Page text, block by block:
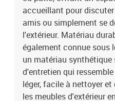
enduit de poudreDimensions :
du siège : 55 x 55 cm (l x
cmHauteur des accoudoirs à
noirMatériau : résine tressée,
massif avec finition à
H)Coussin :Couleur : noir
polyester)Matériau de
mousseMatériau de
cotonDimensions du coussin de
accueillant pour
amis ou simplement se
l'extérieur. Matériau
également connue sous
un matériau
d'entretien qui
léger, facile à nettoyer
les meubles d'extérieur